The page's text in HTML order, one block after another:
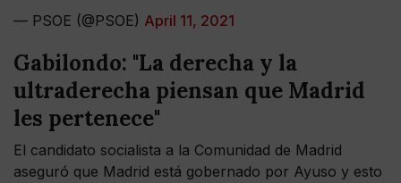
— PSOE (@PSOE) April 11, 2021
Gabilondo: "La derecha y la
ultraderecha piensan que Madrid
les pertenece"
El candidato socialista a la Comunidad de Madrid
aseguró que Madrid está gobernado por Ayuso y esto